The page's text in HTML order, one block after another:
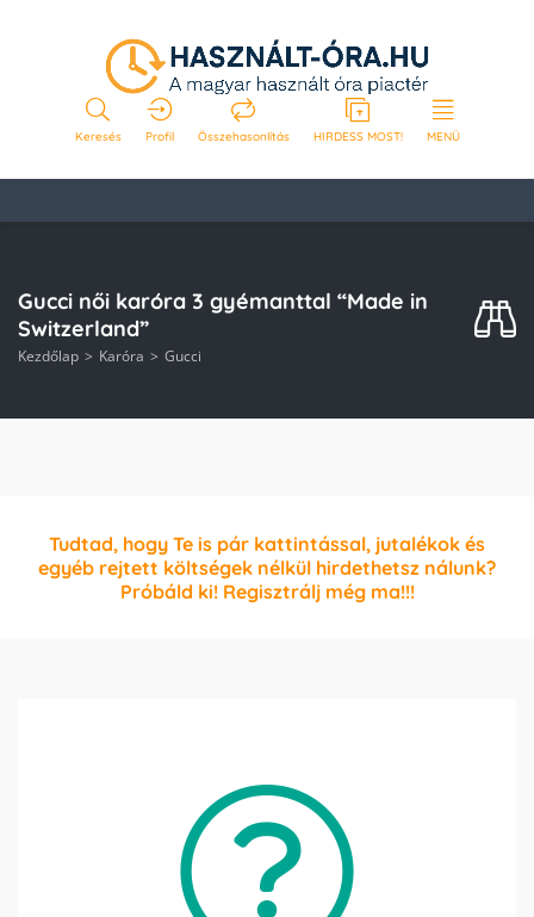
Keresés Profil Összehasonlítás HIRDESS MOST! MENÜ
Gucci női karóra 3 gyémanttal “Made in
Switzerland”
Kezdőlap Karóra Gucci
Tudtad, hogy Te is pár kattintással, jutalékok és
egyéb rejtett költségek nélkül hirdethetsz nálunk?
Próbáld ki! Regisztrálj még ma!!!